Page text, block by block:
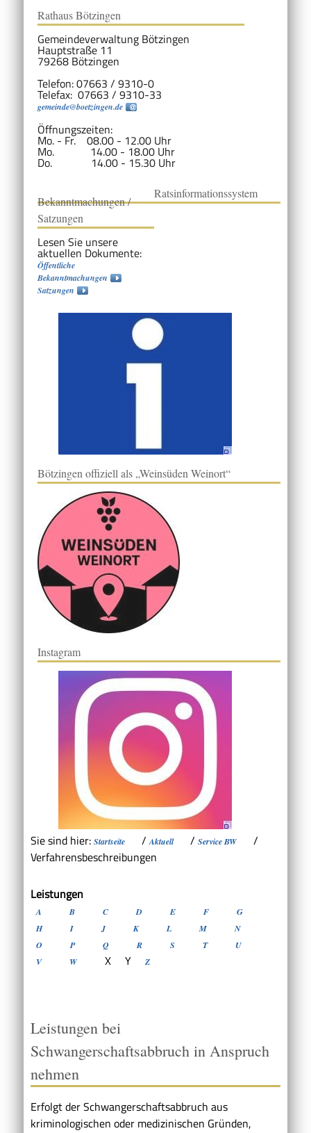
Rathaus Bötzingen
Gemeindeverwaltung Bötzingen
Hauptstraße 11
79268 Bötzingen
Telefon: 07663 / 9310-0
Telefax: 07663 / 9310-33
gemeinde@boetzingen.de
Öffnungszeiten:
Mo. - Fr. 08.00 - 12.00 Uhr
Mo. 14.00 - 18.00 Uhr
Do. 14.00 - 15.30 Uhr
Bekanntmachungen /
Satzungen
Lesen Sie unsere
aktuellen Dokumente:
Öffentliche
Bekanntmachungen
Satzungen
Ratsinformationssystem
Bötzingen offiziell als „Weinsüden Weinort“
Instagram
Sie sind hier: Startseite /Aktuell / Service BW
/
Verfahrensbeschreibungen
Leistungen
A B C D E F
G
H
I J K L M
N
O
P Q R S T
U
V
W X Y Z
Leistungen bei
Schwangerschaftsabbruch in Anspruch
nehmen
Erfolgt der Schwangerschaftsabbruch aus
kriminologischen oder medizinischen Gründen,